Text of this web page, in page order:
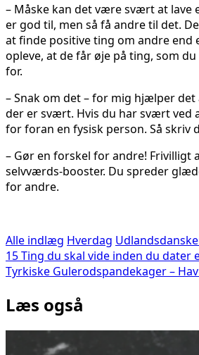
– Måske kan det være svært at lave
er god til, men så få andre til det.
at finde positive ting om andre end
opleve, at de får øje på ting, som
for.
– Snak om det – for mig hjælper
der er svært. Hvis du har svært ved
for foran en fysisk person. Så skriv
– Gør en forskel for andre! Frivilligt
selvværds-booster. Du spreder
for andre.
Alle indlæg Hverdag
Indlægsnavigation
15 Ting du skal vide inden du dater
Tyrkiske Gulerodspandekager –
Læs også